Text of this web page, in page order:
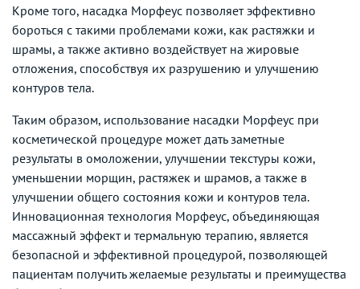
Кроме того, насадка Морфеус позволяет эффективно
бороться с такими проблемами кожи, как растяжки и
шрамы, а также активно воздействует на жировые
отложения, способствуя их разрушению и улучшению
контуров тела.
Таким образом, использование насадки Морфеус при
косметической процедуре может дать заметные
результаты в омоложении, улучшении текстуры кожи,
уменьшении морщин, растяжек и шрамов, а также в
улучшении общего состояния кожи и контуров тела.
Инновационная технология Морфеус, объединяющая
массажный эффект и термальную терапию, является
безопасной и эффективной процедурой, позволяющей
пациентам получить желаемые результаты и преимущества